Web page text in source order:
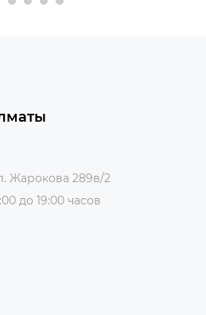
Жарокова 289в/2
до 19:00 часов